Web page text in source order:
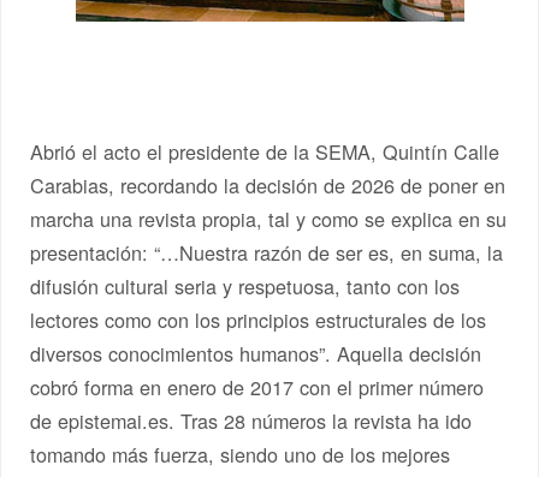
Abrió el acto el presidente de la SEMA, Quintín Calle
Carabias, recordando la decisión de 2026 de poner en
marcha una revista propia, tal y como se explica en su
presentación: “…Nuestra razón de ser es, en suma, la
difusión cultural seria y respetuosa, tanto con los
lectores como con los principios estructurales de los
diversos conocimientos humanos”. Aquella decisión
cobró forma en enero de 2017 con el primer número
de epistemai.es. Tras 28 números la revista ha ido
tomando más fuerza, siendo uno de los mejores